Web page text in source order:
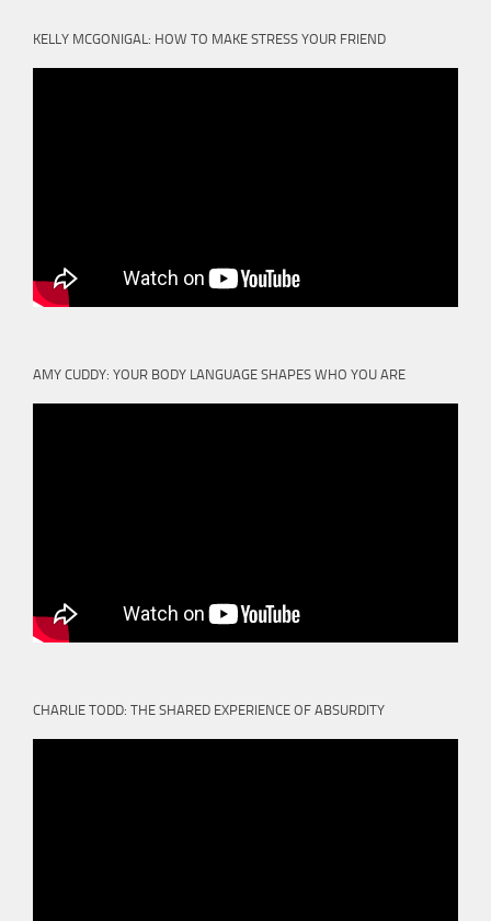
KELLY MCGONIGAL: HOW TO MAKE STRESS YOUR FRIEND
AMY CUDDY: YOUR BODY LANGUAGE SHAPES WHO YOU ARE
CHARLIE TODD: THE SHARED EXPERIENCE OF ABSURDITY